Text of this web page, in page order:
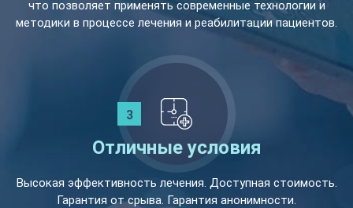
что позволяет применять современные технологии и
методики в процессе лечения и реабилитации пациентов.
Отличные условия
Высокая эффективность лечения. Доступная стоимость.
Гарантия от срыва. Гарантия анонимности.